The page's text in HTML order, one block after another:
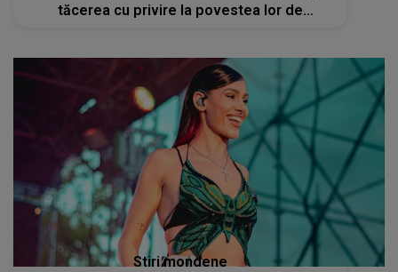
tăcerea cu privire la povestea lor de
Stiri mondene